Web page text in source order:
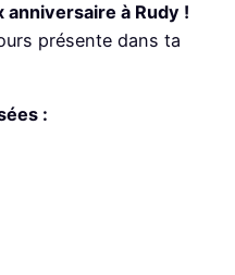
anniversaire à Rudy !
présente dans ta
: